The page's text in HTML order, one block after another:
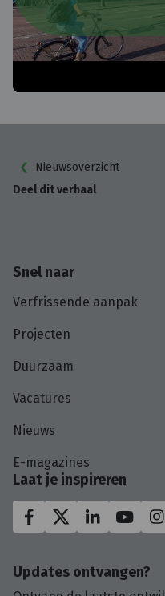
Nieuwsoverzicht
Deel dit verhaal
Snel naar
Verfrissende aanpak
Projecten
Duurzaam
Vacatures
Nieuws
E-magazines
Laat je inspireren
Updates ontvangen?